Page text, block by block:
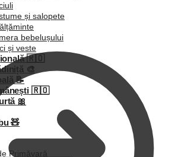
și salopete
bebelușului
și veste
🇷🇴
🎨
📝
🇷🇴
🎀
🧸
Primăvară